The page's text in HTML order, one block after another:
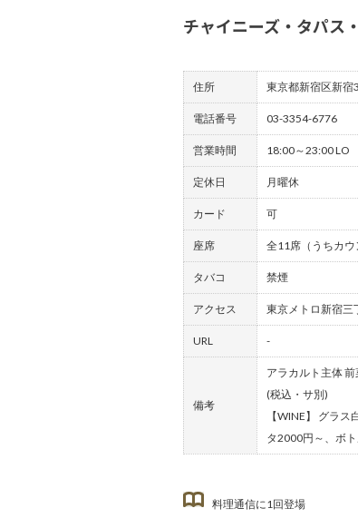
チャイニーズ・タパ
住所 東京都新宿区新宿
電話番号 03-3354-6776
営業時間 18:00～23:00 LO
定休日 月曜休
カード 可
座席 全11席（うちカウ
タバコ 禁煙
アクセス 東京メトロ新宿三
URL -
備考
アラカルト主体
(税込・サ別)
【WINE】 グラ
タ2000円～、ボ
料理通信に1回登場